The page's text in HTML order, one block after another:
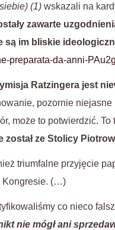
(1) wskazali na
zawarte
są im bliskie
preparata-da-anni-
Ratzingera jest
pozornie
może to potwierdzić. To
został ze Stolicy
triumfalne przyjęcie
Kongresie. (…)
co nieco
nie mógł ani